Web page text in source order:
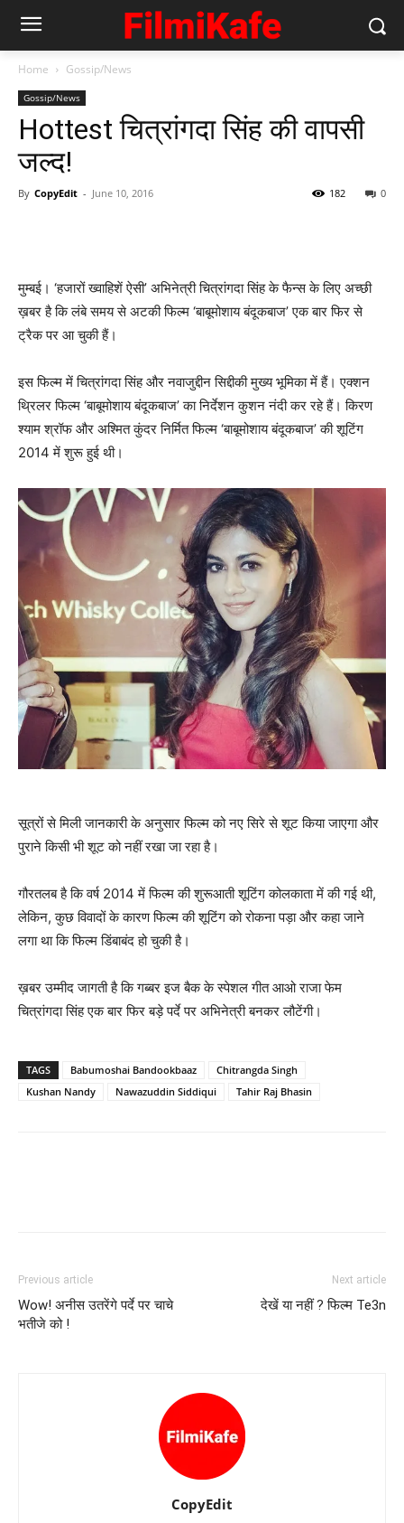
Home Gossip/News
Gossip/News
Hottest चित्रांगदा सिंह की वापसी
जल्‍द!
By CopyEdit - June 10, 2016 0
182
मुम्‍बई। ‘हजारों ख्‍वाहिशें ऐसी’ अभिनेत्री चित्रांगदा सिंह के फैन्‍स के लिए अच्‍छी
ख़बर है कि लंबे समय से अटकी फिल्‍म ‘बाबूमोशाय बंदूकबाज’ एक बार फिर से
ट्रैक पर आ चुकी हैं।
इस फिल्‍म में चित्रांगदा सिंह और नवाजुद्दीन सिद्दीकी मुख्‍य भूमिका में हैं। एक्‍शन
थ्रिलर फिल्‍म ‘बाबूमोशाय बंदूकबाज’ का निर्देशन कुशन नंदी कर रहे हैं। किरण
श्‍याम श्रॉफ और अश्‍मित कुंदर निर्मित फिल्‍म ‘बाबूमोशाय बंदूकबाज’ की शूटिंग
2014 में शुरू हुई थी।
सूत्रों से मिली जानकारी के अनुसार फिल्‍म को नए सिरे से शूट किया जाएगा और
पुराने किसी भी शूट को नहीं रखा जा रहा है।
गौरतलब है कि वर्ष 2014 में फिल्‍म की शुरूआती शूटिंग कोलकाता में की गई थी,
लेकिन, कुछ विवादों के कारण फिल्‍म की शूटिंग को रोकना पड़ा और कहा जाने
लगा था कि फिल्‍म डिंबाबंद हो चुकी है।
ख़बर उम्‍मीद जागती है कि गब्‍बर इज बैक के स्‍पेशल गीत आओ राजा फेम
चित्रांगदा सिंह एक बार फिर बड़े पर्दे पर अभिनेत्री बनकर लौटेंगी।
TAGS Babumoshai Bandookbaaz
Chitrangda Singh
Kushan Nandy
Nawazuddin Siddiqui Tahir Raj Bhasin
Previous article
Wow! अनीस उतरेंगे पर्दे पर चाचे
भतीजे को !
Next article
देखें या नहीं ? फिल्‍म Te3n
CopyEdit